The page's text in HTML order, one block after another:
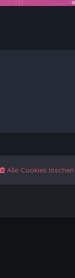
Alle Cookies löschen